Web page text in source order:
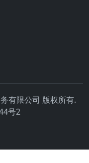
有限公司 版权所有.
号2